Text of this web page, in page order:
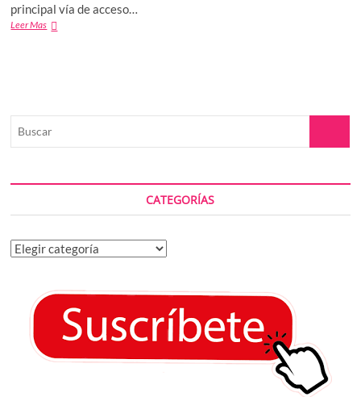
principal vía de acceso…
Leer MasRebasamos
de
CATEGORÍAS
Categorías